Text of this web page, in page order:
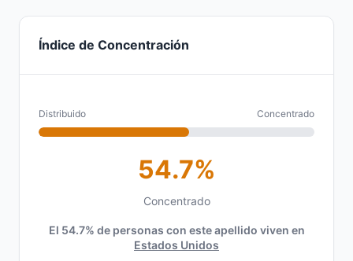
Índice de Concentración
Distribuido Concentrado
54.7%
Concentrado
El 54.7% de personas con este apellido viven en
Estados Unidos